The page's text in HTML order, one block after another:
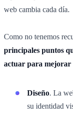
web cambia cada día.
Como no tenemos
principales puntos
actuar para mejorar
Diseño. La
su identidad